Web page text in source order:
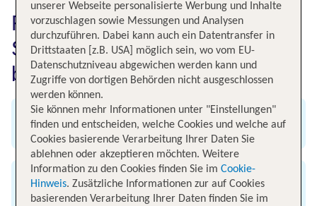
Flug nach Amsterdam
Schiphol einfach bei TUI
buchen
Angebot an weltweiten Flügen
Exklusive Flug-Specials
unserer Webseite personalisierte Werbung und Inhalte
vorzuschlagen sowie Messungen und Analysen
durchzuführen. Dabei kann auch ein Datentransfer in
Drittstaaten [z.B. USA] möglich sein, wo vom EU-
Datenschutzniveau abgewichen werden kann und
Zugriffe von dortigen Behörden nicht ausgeschlossen
werden können.
Sie können mehr Informationen unter "Einstellungen"
finden und entscheiden, welche Cookies und welche auf
Cookies basierende Verarbeitung Ihrer Daten Sie
ablehnen oder akzeptieren möchten. Weitere
Information zu den Cookies finden Sie im Cookie-
Hinweis. Zusätzliche Informationen zur auf Cookies
basierenden Verarbeitung Ihrer Daten finden Sie im